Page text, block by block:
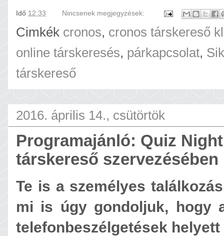
Idő 12:33 Nincsenek megjegyzések:
Cimkék cronos, cronos társkereső
online társkeresés, párkapcsolat,
társkereső
2016. április 14., csütörtök
Programajánló: Quiz
társkereső szervezésében
Te is a személyes
mi is úgy gondoljuk, hogy
telefonbeszélgetések